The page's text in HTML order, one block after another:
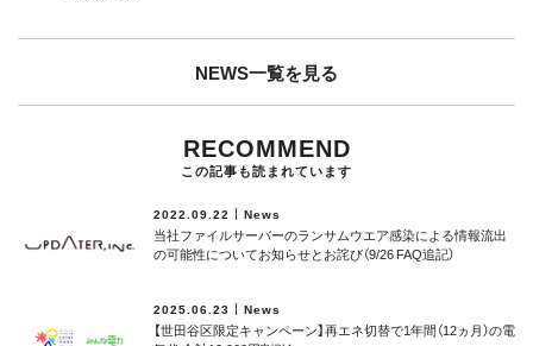
NEWS一覧を見る
RECOMMEND
この記事も読まれています
2022.09.22 News
当社ファイルサーバーのランサムウエア感染による情報流出
の可能性についてお知らせとお詫び（9/26 FAQ追記）
2025.06.23 News
【世田谷区限定キャンペーン】再エネ切替で1年間（12ヵ月）の電